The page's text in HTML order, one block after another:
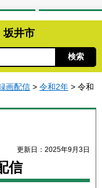
坂井市
画配信 > 令和2年 > 令和
更新日：2025年9月3日
信